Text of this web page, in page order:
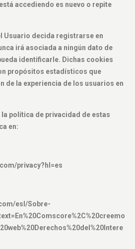
accediendo es nuevo o repite
Usuario decida registrarse en
irá asociada a ningún dato de
identificarle. Dichas cookies
propósitos estadísticos que
de la experiencia de los usuarios en
política de privacidad de estas
en:
privacy?hl=es
esl/Sobre-